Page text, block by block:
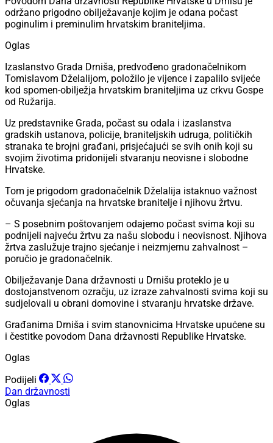
održano prigodno obilježavanje kojim je odana počast
poginulim i preminulim hrvatskim braniteljima.
Oglas
Izaslanstvo Grada Drniša, predvođeno gradonačelnikom
Tomislavom Dželalijom, položilo je vijence i zapalilo svijeće
kod spomen-obilježja hrvatskim braniteljima uz crkvu Gospe
od Ružarija.
Uz predstavnike Grada, počast su odala i izaslanstva
gradskih ustanova, policije, braniteljskih udruga, političkih
stranaka te brojni građani, prisjećajući se svih onih koji su
svojim životima pridonijeli stvaranju neovisne i slobodne
Hrvatske.
Tom je prigodom gradonačelnik Dželalija istaknuo važnost
očuvanja sjećanja na hrvatske branitelje i njihovu žrtvu.
– S posebnim poštovanjem odajemo počast svima koji su
podnijeli najveću žrtvu za našu slobodu i neovisnost. Njihova
žrtva zaslužuje trajno sjećanje i neizmjernu zahvalnost –
poručio je gradonačelnik.
Obilježavanje Dana državnosti u Drnišu proteklo je u
dostojanstvenom ozračju, uz izraze zahvalnosti svima koji su
sudjelovali u obrani domovine i stvaranju hrvatske države.
Građanima Drniša i svim stanovnicima Hrvatske upućene su
i čestitke povodom Dana državnosti Republike Hrvatske.
Oglas
Podijeli
Dan državnosti
Oglas